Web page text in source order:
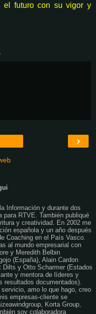
el futuro con su vigor y
›
Información y durante dos
para RTVE. También publiqué
y creatividad. En 2002 me
española y un año después
Coaching en el País Vasco.
al mundo empresarial con
y Meredith Belbin
(España), Alain Cardon
Dilts y Otto Scharmer (Estados
y mentora de líderes y
resultados documentados).
amo lo que hago, creo
empresas-cliente se
Korta Group,
soy colaboradora